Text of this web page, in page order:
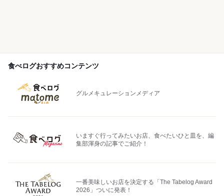
食べログおすすめコンテンツ
グルメキュレーションメディア
いますぐ行ってみたいお店、食べたいひと皿を、編
集部渾身の記事でご紹介！
一番美味しいお店を決定する「The Tabelog Award
2026」ついに発表！